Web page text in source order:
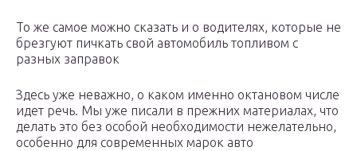
То же самое можно сказать и о водителях, которые не
брезгуют пичкать свой автомобиль топливом с
разных заправок
Здесь уже неважно, о каком именно октановом числе
идет речь. Мы уже писали в прежних материалах, что
делать это без особой необходимости нежелательно,
особенно для современных марок авто